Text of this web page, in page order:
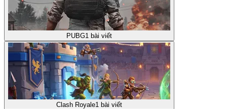
PUBG1 bài viết
Clash Royale1 bài viết